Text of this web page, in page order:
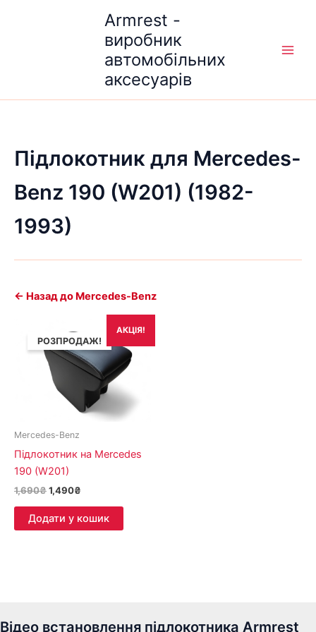
Armrest -
виробник
автомобільних
аксесуарів
Підлокотник для Mercedes-
Benz 190 (W201) (1982-
1993)
← Назад до Mercedes-Benz
АКЦІЯ!
РОЗПРОДАЖ!
Mercedes-Benz
Підлокотник на Mercedes
190 (W201)
1,690₴
ціна:
1,690₴.
1,490₴
ціна:
1,490₴.
Додати у кошик
Відео встановлення підлокотника Armrest